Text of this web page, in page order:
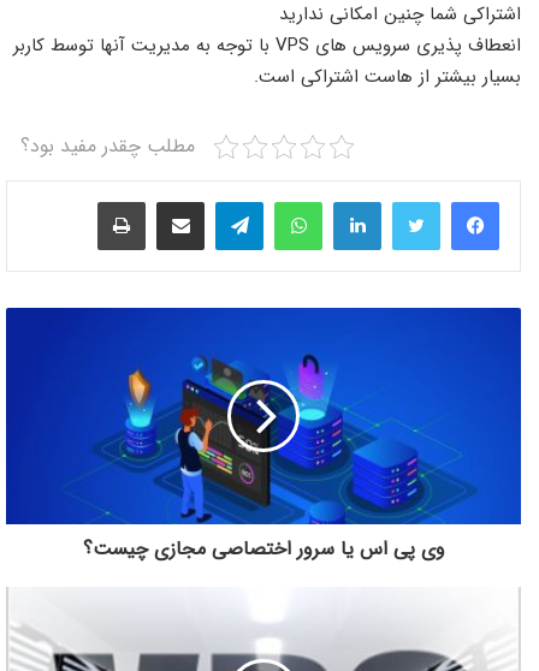
اشتراکی شما چنین امکانی ندارید
انعطاف پذیری سرویس های VPS با توجه به مدیریت آنها توسط کاربر
بسیار بیشتر از هاست اشتراکی است.
مطلب چقدر مفید بود؟
لینکدینواتس آپ تلگرام اشتراک گذاری از طریق ایمیل چاپ
وی پی اس یا سرور اختصاصی مجازی چیست؟